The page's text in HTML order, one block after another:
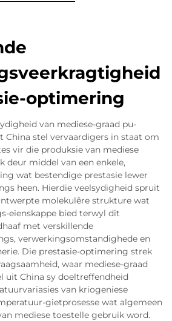
optimering
van mediese-graad pu-
stel vervaardigers in staat om
vir die produksie van mediese
deur middel van een enkele,
wat bestendige prestasie lewer
heen. Hierdie veelsydigheid spruit
molekulêre strukture wat
eienskappe bied terwyl dit
met verskillende
verwerkingsomstandighede en
Die prestasie-optimering strek
waar mediese-graad
uit China sy doeltreffendheid
van kriogeniese
gietprosesse wat algemeen
mediese toestelle gebruik word.